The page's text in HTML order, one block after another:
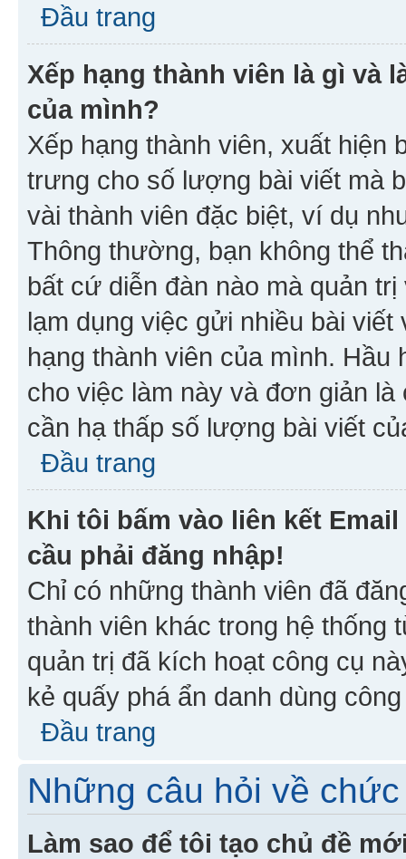
Đầu trang
Xếp hạng thành viên là gì và
của mình?
Xếp hạng thành viên, xuất
trưng cho số lượng bài viết mà
vài thành viên đặc biệt, ví dụ
Thông thường, bạn không thể
bất cứ diễn đàn nào mà quản
lạm dụng việc gửi nhiều bài
hạng thành viên của mình. Hầu
cho việc làm này và đơn giản
cần hạ thấp số lượng bài viết
Đầu trang
Khi tôi bấm vào liên kết
cầu phải đăng nhập!
Chỉ có những thành viên đã
thành viên khác trong hệ thống
quản trị đã kích hoạt công cụ
kẻ quấy phá ẩn danh dùng
Đầu trang
Những câu hỏi về
Làm sao để tôi tạo chủ đề